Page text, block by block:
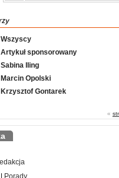
Wszyscy
Artykuł sponsorowany
Sabina Iling
Marcin Opolski
Krzysztof Gontarek
«
Porady